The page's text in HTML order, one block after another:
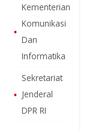
▪
Kementerian
Komunikasi
Dan
Informatika
▪
Sekretariat
Jenderal
DPR RI